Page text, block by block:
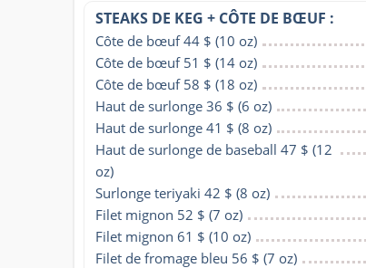
STEAKS DE KEG + CÔTE DE BŒUF :
Côte de bœuf 44 $ (10 oz)
Côte de bœuf 51 $ (14 oz)
Côte de bœuf 58 $ (18 oz)
Haut de surlonge 36 $ (6 oz)
Haut de surlonge 41 $ (8 oz)
Haut de surlonge de baseball 47 $ (12
oz)
Surlonge teriyaki 42 $ (8 oz)
Filet mignon 52 $ (7 oz)
Filet mignon 61 $ (10 oz)
Filet de fromage bleu 56 $ (7 oz)